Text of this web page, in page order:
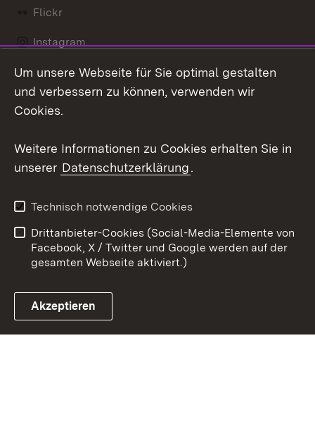
Flickr
Instagram
Social Wall
Link zum Landesportal
Barrierefreiheit
Benutzungshinweise
Impressum
Cookies
Um unsere Webseite für Sie optimal gestalten
und verbessern zu können, verwenden wir
Cookies.
Weitere Informationen zu Cookies erhalten Sie in
unserer Datenschutzerklärung.
Technisch notwendige Cookies
Drittanbieter-Cookies (Social-Media-Elemente von
Facebook, X / Twitter und Google werden auf der
gesamten Webseite aktiviert.)
Akzeptieren